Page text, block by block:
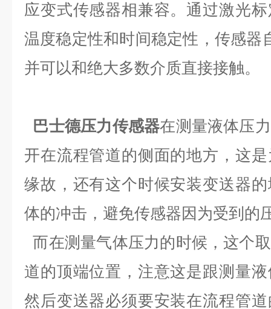
应变式传感器相兼容。通过激光
温度稳定性和时间稳定性，传感
并可以和绝大多数介质直接接触。
巴士德压力传感器在测量液体压
开在流程管道的侧面的地方，这
缘故，还有这个时候安装变送器
体的冲击，避免传感器因为受到的
而在测量气体压力的时候，这个
道的顶端位置，注意这是跟测量
然后变送器必须要安装在流程管